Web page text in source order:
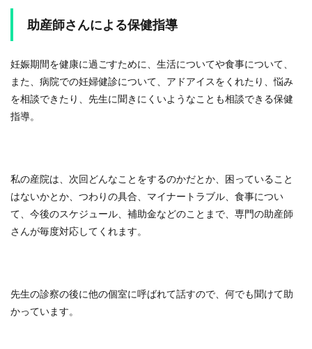
助産師さんによる保健指導
妊娠期間を健康に過ごすために、生活についてや食事について、
また、病院での妊婦健診について、アドアイスをくれたり、悩み
を相談できたり、先生に聞きにくいようなことも相談できる保健
指導。
私の産院は、次回どんなことをするのかだとか、困っていること
はないかとか、つわりの具合、マイナートラブル、食事につい
て、今後のスケジュール、補助金などのことまで、専門の助産師
さんが毎度対応してくれます。
先生の診察の後に他の個室に呼ばれて話すので、何でも聞けて助
かっています。